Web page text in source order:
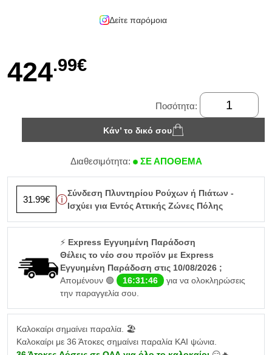
Δείτε παρόμοια
424.99€
Ποσότητα:
Κάν’ το δικό σου
Διαθεσιμότητα: ΣΕ ΑΠΟΘΕΜΑ
31.99€ ⓘ
Σύνδεση Πλυντηρίου Ρούχων ή Πιάτων -
Ισχύει για Εντός Αττικής Ζώνες Πόλης
⚡ Express Εγγυημένη Παράδοση
Θέλεις το νέο σου προϊόν με Express
Εγγυημένη Παράδοση στις 10/08/2026 ;
Απομένουν 🟢
16:31:46
για να ολοκληρώσεις
την παραγγελία σου.
Καλοκαίρι σημαίνει παραλία. 🏖️
Καλοκαίρι με 36 Άτοκες σημαίνει παραλία ΚΑΙ ψώνια.